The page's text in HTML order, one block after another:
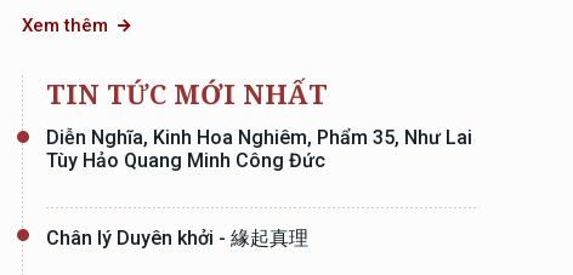
Xem thêm
TIN TỨC MỚI NHẤT
Diễn Nghĩa, Kinh Hoa Nghiêm, Phẩm 35, Như Lai
Tùy Hảo Quang Minh Công Đức
Chân lý Duyên khởi - 緣起真理